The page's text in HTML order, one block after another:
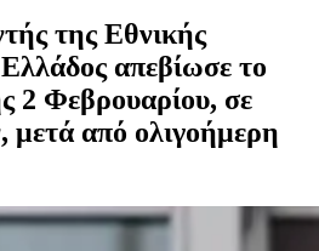
της Εθνικής
απεβίωσε το
2 Φεβρουαρίου, σε
μετά από ολιγοήμερη